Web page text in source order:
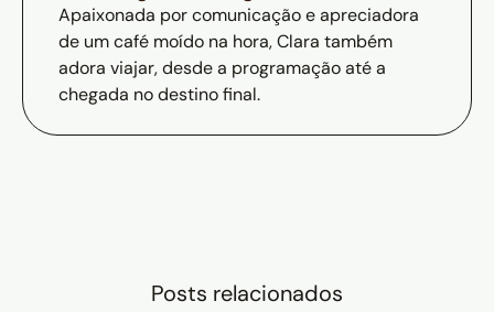
Apaixonada por comunicação e apreciadora
de um café moído na hora, Clara também
adora viajar, desde a programação até a
chegada no destino final.
Posts relacionados